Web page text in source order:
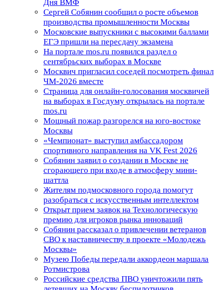
Дня ВМФ
Сергей Собянин сообщил о росте объемов
производства промышленности Москвы
Московские выпускники с высокими баллами
ЕГЭ пришли на пересдачу экзамена
На портале mos.ru появился раздел о
сентябрьских выборах в Москве
Москвич пригласил соседей посмотреть финал
ЧМ-2026 вместе
Страница для онлайн-голосования москвичей
на выборах в Госдуму открылась на портале
mos.ru
Мощный пожар разгорелся на юго-востоке
Москвы
«Чемпионат» выступил амбассадором
спортивного направления на VK Fest 2026
Собянин заявил о создании в Москве не
сгорающего при входе в атмосферу мини-
шаттла
Жителям подмосковного города помогут
разобраться с искусственным интеллектом
Открыт прием заявок на Технологическую
премию для игроков рынка инноваций
Собянин рассказал о привлечении ветеранов
СВО к наставничеству в проекте «Молодежь
Москвы»
Музею Победы передали аккордеон маршала
Ротмистрова
Российские средства ПВО уничтожили пять